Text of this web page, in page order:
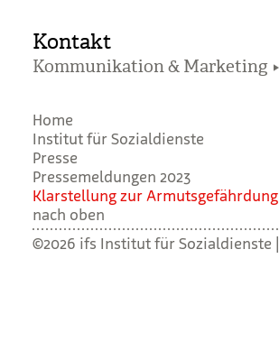
Kontakt
Kommunikation & Marketing
Home
Institut für Sozialdienste
Presse
Pressemeldungen 2023
Klar­stel­lung zur Armuts­ge­fähr­dung
nach oben
©2026 ifs Institut für Sozialdienste |